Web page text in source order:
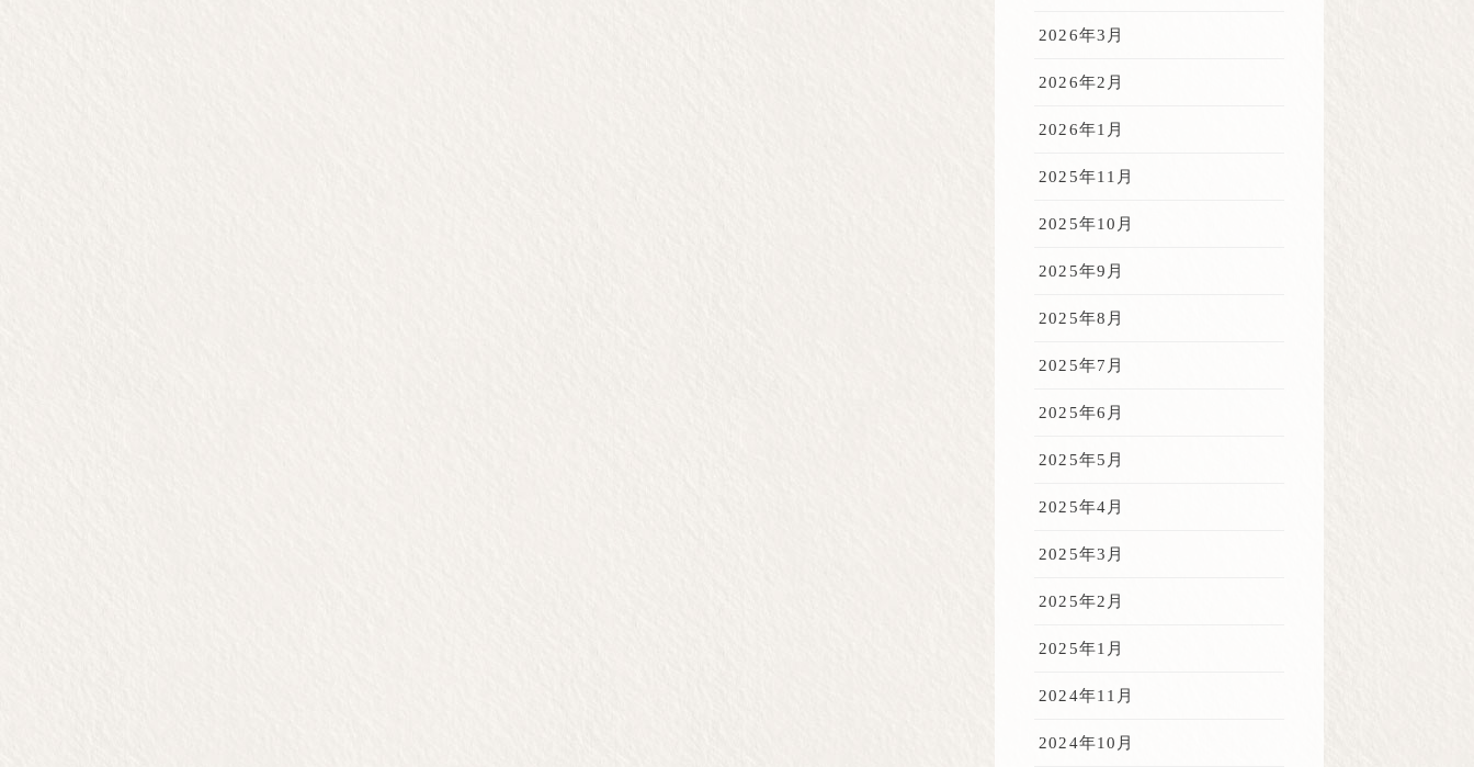
2026年3月
2026年2月
2026年1月
2025年11月
2025年10月
2025年9月
2025年8月
2025年7月
2025年6月
2025年5月
2025年4月
2025年3月
2025年2月
2025年1月
2024年11月
2024年10月